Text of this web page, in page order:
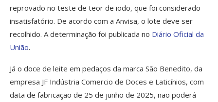
reprovado no teste de teor de iodo, que foi considerado
insatisfatório. De acordo com a Anvisa, o lote deve ser
recolhido. A determinação foi publicada no Diário Oficial da
União.
Já o doce de leite em pedaços da marca São Benedito, da
empresa JF Indústria Comercio de Doces e Laticínios, com
data de fabricação de 25 de junho de 2025, não poderá